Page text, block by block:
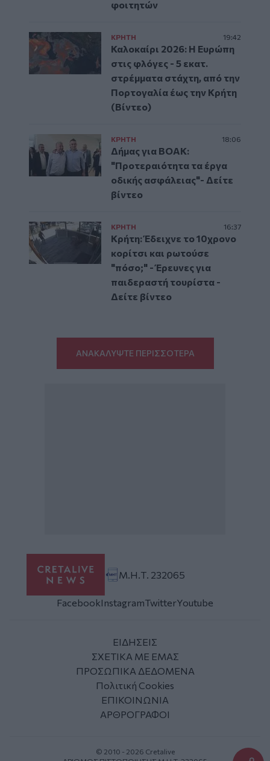
φοιτητών
ΚΡΗΤΗ 19:42
Καλοκαίρι 2026: Η Ευρώπη
στις φλόγες - 5 εκατ.
στρέμματα στάχτη, από την
Πορτογαλία έως την Κρήτη
(Βίντεο)
ΚΡΗΤΗ 18:06
Δήμας για ΒΟΑΚ:
"Προτεραιότητα τα έργα
οδικής ασφάλειας"- Δείτε
βίντεο
ΚΡΗΤΗ 16:37
Κρήτη: Έδειχνε το 10χρονο
κορίτσι και ρωτούσε
"πόσο;" - Έρευνες για
παιδεραστή τουρίστα -
Δείτε βίντεο
ΑΝΑΚΑΛΥΨΤΕ ΠΕΡΙΣΣΟΤΕΡΑ
Μ.Η.Τ. 232065
FacebookInstagramTwitterYoutube
ΕΙΔΗΣΕΙΣ
ΣΧΕΤΙΚΑ ΜΕ ΕΜΑΣ
ΠΡΟΣΩΠΙΚΑ ΔΕΔΟΜΕΝΑ
Πολιτική Cookies
ΕΠΙΚΟΙΝΩΝΙΑ
ΑΡΘΡΟΓΡΑΦΟΙ
© 2010 - 2026 Cretalive